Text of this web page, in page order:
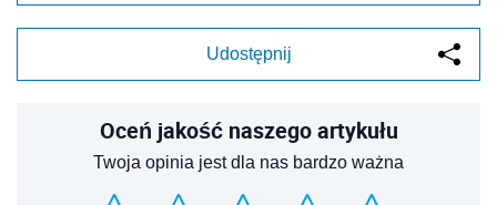
Udostępnij
Oceń jakość naszego artykułu
Twoja opinia jest dla nas bardzo ważna